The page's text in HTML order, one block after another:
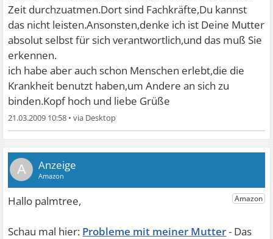
Zeit durchzuatmen.Dort sind Fachkräfte,Du kannst
das nicht leisten.Ansonsten,denke ich ist Deine Mutter
absolut selbst für sich verantwortlich,und das muß Sie
erkennen.
ich habe aber auch schon Menschen erlebt,die die
Krankheit benutzt haben,um Andere an sich zu
binden.Kopf hoch und liebe Grüße
21.03.2009 10:58 •
A
Probleme mit meiner Mutter